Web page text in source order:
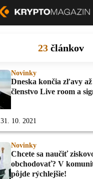
23 článkov
Novinky
Dneska končia zľavy
členstvo Live room a
31. 10. 2021
Novinky
Chcete sa naučiť
obchodovať? V
pôjde rýchlejšie!